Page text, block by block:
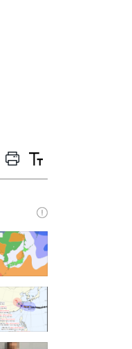
프
트
텍
트